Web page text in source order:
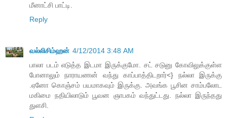
மீனாட்சி பாட்டி.
Reply
வல்லிசிம்ஹன் 4/12/2014 3:48 AM
பாலா படம் எடுத்த இடமா இருக்குமோ. சட் சடுனு கோவிலுக்குள்ள
போனாலும் நாராயணன் வந்து காப்பாத்திடறார்<} நல்லா இருக்கு
.ஏனோ கொஞ்சம் பயமாகவும் இருக்கு. அவங்க பூசின சாம்பலோட
மகிமை நதியிலாடும் பூவன ஞாபகம் வந்துட்டது. நல்லா இருந்தது
துளசி.